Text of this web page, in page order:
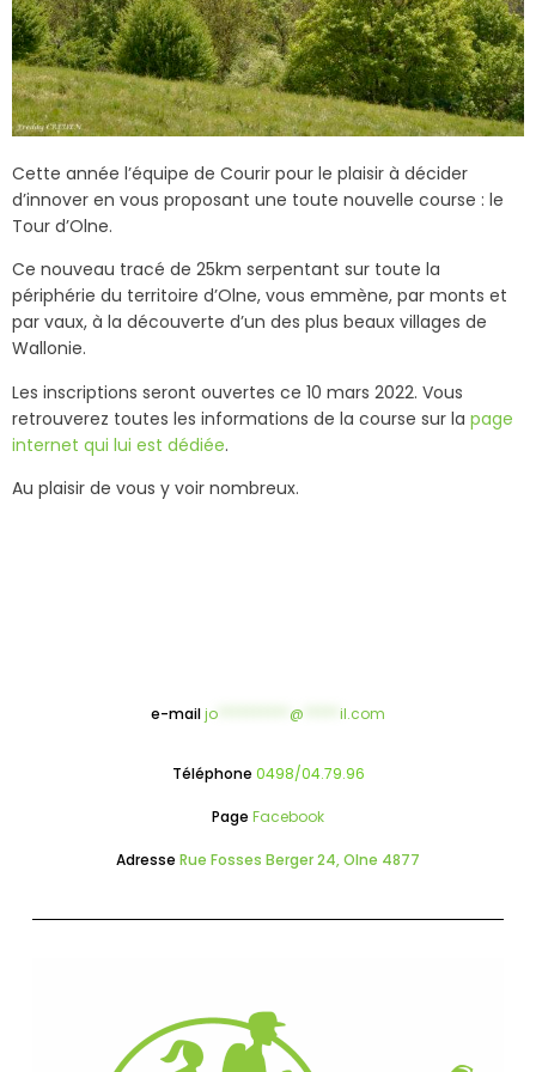
Cette année l’équipe de Courir pour le plaisir à décider
d’innover en vous proposant une toute nouvelle course : le
Tour d’Olne.
Ce nouveau tracé de 25km serpentant sur toute la
périphérie du territoire d’Olne, vous emmène, par monts et
par vaux, à la découverte d’un des plus beaux villages de
Wallonie.
Les inscriptions seront ouvertes ce 10 mars 2022. Vous
retrouverez toutes les informations de la course sur la page
internet qui lui est dédiée.
Au plaisir de vous y voir nombreux.
e-mailjo @ il.com
Téléphone 0498/04.79.96
Page Facebook
Adresse Rue Fosses Berger 24, Olne 4877